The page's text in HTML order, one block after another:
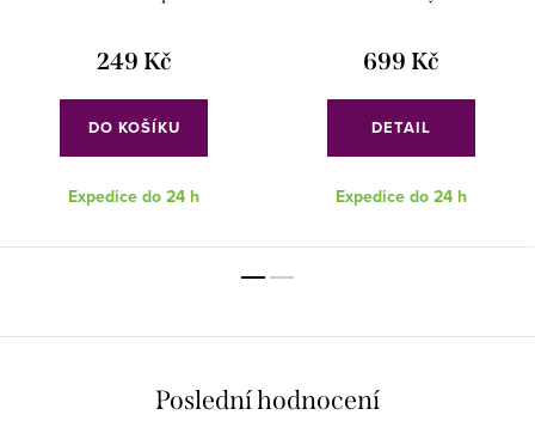
249 Kč
DO KOŠÍKU
Expedice do 24 h
699 Kč
DETAIL
Expedice do 24 h
Poslední hodnocení